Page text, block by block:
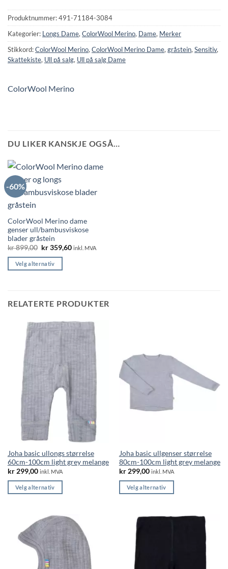
Produktnummer:491-71184-3084
Kategorier: Longs Dame, ColorWool Merino, Dame, Merker
Stikkord:ColorWool Merino, ColorWool Merino Dame, gråstein, Sensitiv,
Skattekiste, Ull på salg, Ull på salg Dame
ColorWool Merino
DU LIKER KANSKJE OGSÅ…
-60%
ColorWool Merino dame
genser ull/bambusviskose
blader gråstein
kr899,00 Opprinnelig
var:
kr 899,00.
kr359,60Nåværende
inkl. MVA
Velg alternativ
flere
Alternativene
velges
produktsiden
RELATERTE PRODUKTER
Joha basic ullongs størrelse
60cm-100cm light grey melange
kr299,00 inkl. MVA
Velg alternativ
flere
varianter.
Alternativene
Joha basic ullgenser størrelse
80cm-100cm light grey melange
kr299,00 inkl. MVA
Velg alternativ
varianter.
Alternativene